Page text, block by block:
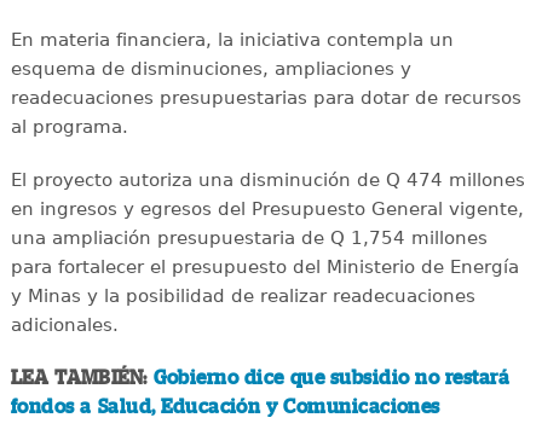
En materia financiera, la iniciativa contempla un
esquema de disminuciones, ampliaciones y
readecuaciones presupuestarias para dotar de recursos
al programa.
El proyecto autoriza una disminución de Q 474 millones
en ingresos y egresos del Presupuesto General vigente,
una ampliación presupuestaria de Q 1,754 millones
para fortalecer el presupuesto del Ministerio de Energía
y Minas y la posibilidad de realizar readecuaciones
adicionales.
LEA TAMBIÉN: Gobierno dice que subsidio no restará
fondos a Salud, Educación y Comunicaciones